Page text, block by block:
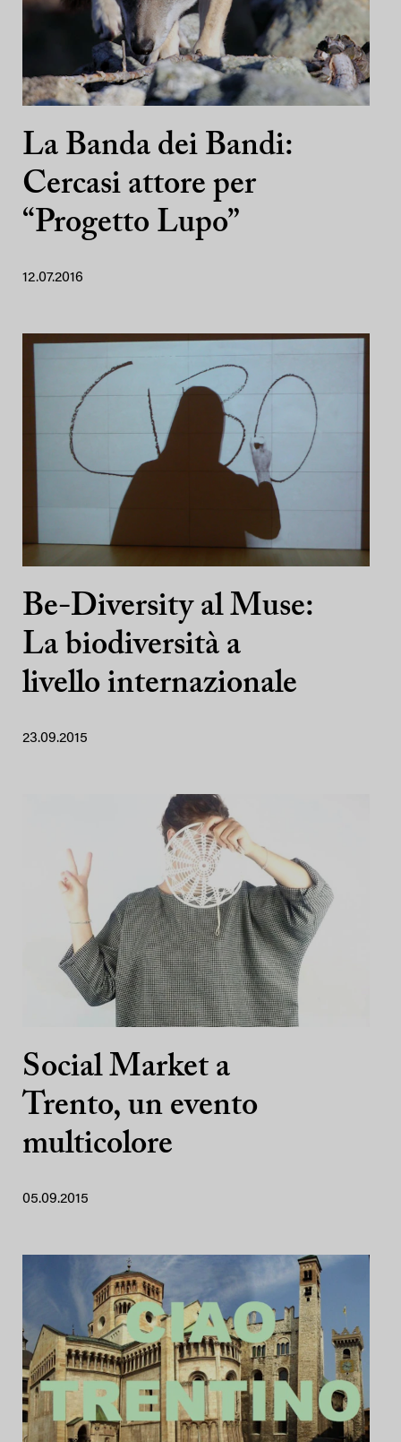
La Banda dei Bandi:
Cercasi attore per
“Progetto Lupo”
12.07.2016
Be-Diversity al Muse:
La biodiversità a
livello internazionale
23.09.2015
Social Market a
Trento, un evento
multicolore
05.09.2015